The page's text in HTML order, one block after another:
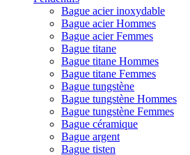
Bague acier inoxydable
Bague acier Hommes
Bague acier Femmes
Bague titane
Bague titane Hommes
Bague titane Femmes
Bague tungstène
Bague tungstène Hommes
Bague tungstène Femmes
Bague céramique
Bague argent
Bague tisten